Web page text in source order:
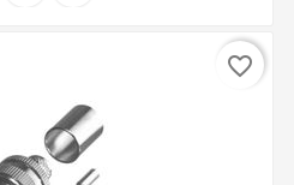
favorite_border